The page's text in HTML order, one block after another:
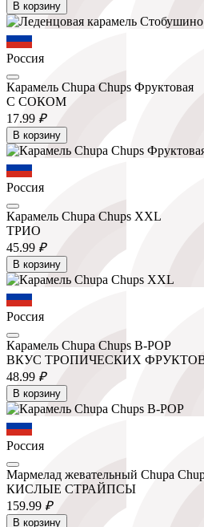
В корзину
Россия
Карамель Chupa Chups Фруктовая
С СОКОМ
17.99 ₽
В корзину
Россия
Карамель Chupa Chups XXL
ТРИО
45.99 ₽
В корзину
Россия
Карамель Chupa Chups B-POP
ВКУС ТРОПИЧЕСКИХ
48.99 ₽
В корзину
Россия
Мармелад жевательный Chupa
КИСЛЫЕ СТРАЙПСЫ
159.99 ₽
В корзину